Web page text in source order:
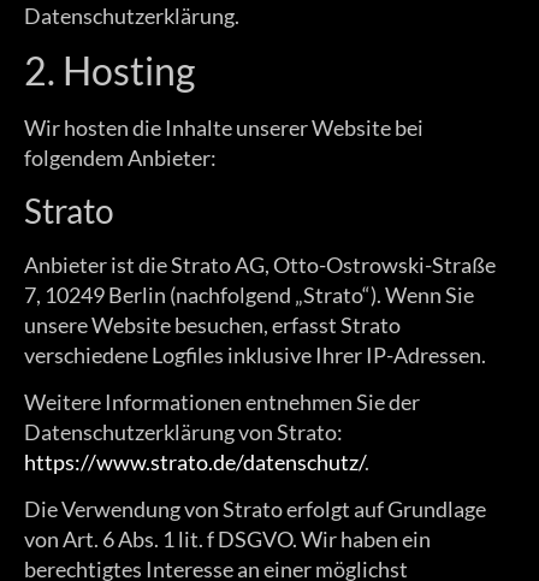
Datenschutzerklärung.
2. Hosting
Wir hosten die Inhalte unserer Website bei
folgendem Anbieter:
Strato
Anbieter ist die Strato AG, Otto-Ostrowski-Straße
7, 10249 Berlin (nachfolgend „Strato“). Wenn Sie
unsere Website besuchen, erfasst Strato
verschiedene Logfiles inklusive Ihrer IP-Adressen.
Weitere Informationen entnehmen Sie der
Datenschutzerklärung von Strato:
https://www.strato.de/datenschutz/.
Die Verwendung von Strato erfolgt auf Grundlage
von Art. 6 Abs. 1 lit. f DSGVO. Wir haben ein
berechtigtes Interesse an einer möglichst